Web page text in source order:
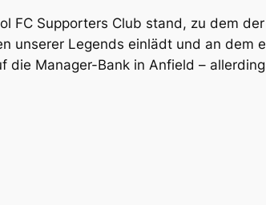
FC Supporters Club stand, zu dem der
unserer Legends einlädt und an dem
die Manager-Bank in Anfield –